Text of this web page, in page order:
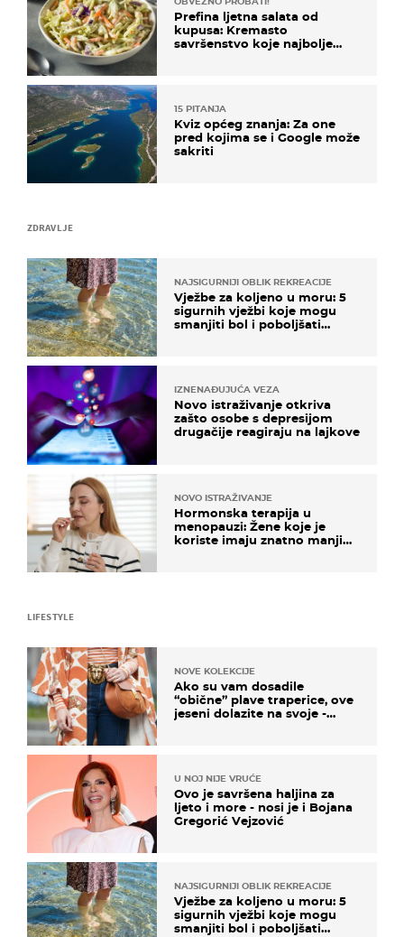
ZDRAVLJE
NAJSIGURNIJI OBLIK REKREACIJE
Vježbe za koljeno u moru: 5
sigurnih vježbi koje mogu
smanjiti bol i poboljšati
IZNENAĐUJUĆA VEZA
Novo istraživanje otkriva
zašto osobe s depresijom
drugačije reagiraju na lajkove
NOVO ISTRAŽIVANJE
Hormonska terapija u
menopauzi: Žene koje je
koriste imaju znatno manji
Prefina ljetna salata od
kupusa: Kremasto
savršenstvo koje najbolje
15 PITANJA
Kviz općeg znanja: Za one
pred kojima se i Google može
sakriti
LIFESTYLE
NOVE KOLEKCIJE
Ako su vam dosadile
“obične” plave traperice, ove
jeseni dolazite na svoje -
U NOJ NIJE VRUĆE
Ovo je savršena haljina za
ljeto i more - nosi je i Bojana
Gregorić Vejzović
NAJSIGURNIJI OBLIK REKREACIJE
Vježbe za koljeno u moru: 5
sigurnih vježbi koje mogu
smanjiti bol i poboljšati